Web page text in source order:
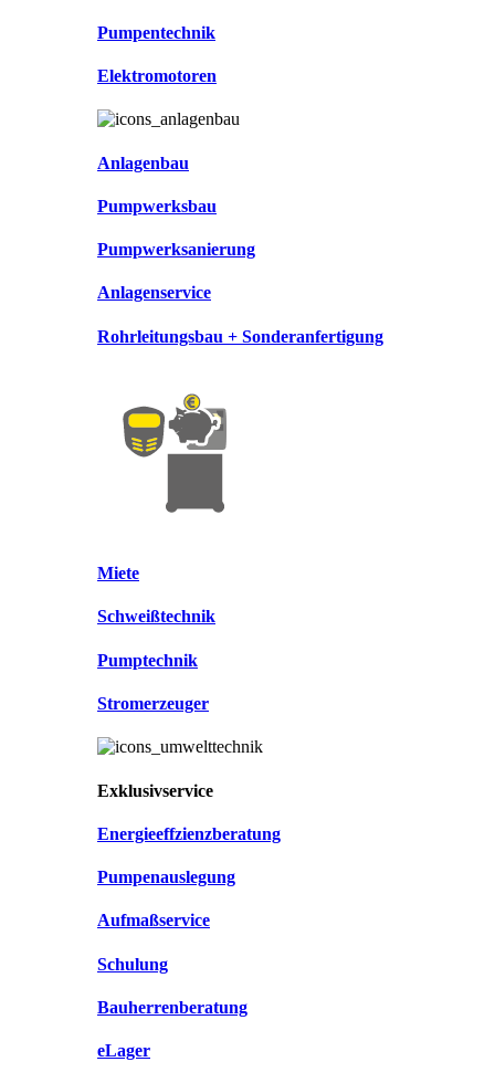
Pumpentechnik
Elektromotoren
Anlagenbau
Pumpwerksbau
Pumpwerksanierung
Anlagenservice
Rohrleitungsbau + Sonderanfertigung
Miete
Schweißtechnik
Pumptechnik
Stromerzeuger
Exklusivservice
Energieeffzienzberatung
Pumpenauslegung
Aufmaßservice
Schulung
Bauherrenberatung
eLager